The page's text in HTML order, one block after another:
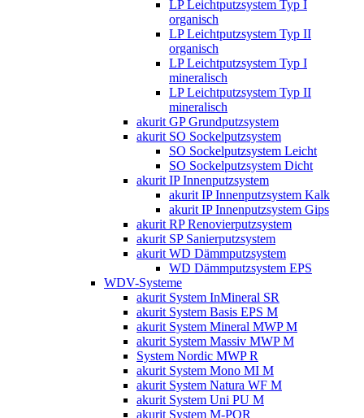
LP Leichtputzsystem Typ I
organisch
LP Leichtputzsystem Typ II
organisch
LP Leichtputzsystem Typ I
mineralisch
LP Leichtputzsystem Typ II
mineralisch
akurit GP Grundputzsystem
akurit SO Sockelputzsystem
SO Sockelputzsystem Leicht
SO Sockelputzsystem Dicht
akurit IP Innenputzsystem
akurit IP Innenputzsystem Kalk
akurit IP Innenputzsystem Gips
akurit RP Renovierputzsystem
akurit SP Sanierputzsystem
akurit WD Dämmputzsystem
WD Dämmputzsystem EPS
WDV-Systeme
akurit System InMineral SR
akurit System Basis EPS M
akurit System Mineral MWP M
akurit System Massiv MWP M
System Nordic MWP R
akurit System Mono MI M
akurit System Natura WF M
akurit System Uni PU M
akurit System M-POR